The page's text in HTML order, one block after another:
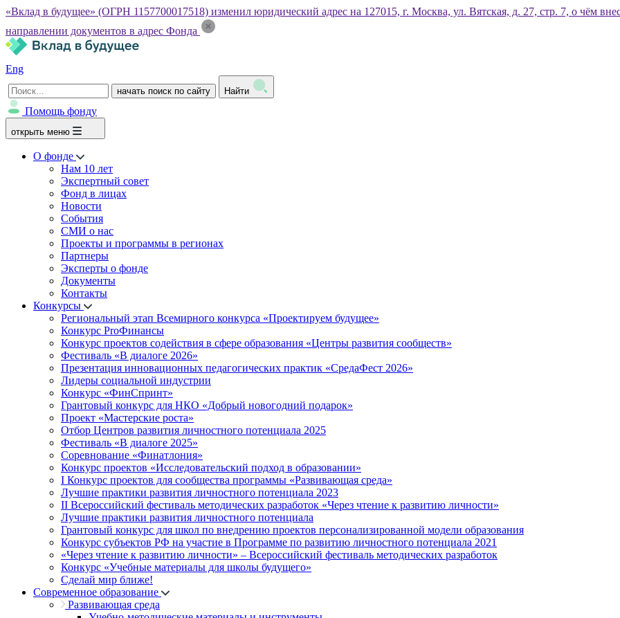
«Вклад в будущее» (ОГРН 1157700017518) изменил юридический адрес на 127015, г. Москва, ул. Вятская, д. 27, стр. 7, о чём
направлении документов в адрес Фонда
Eng
начать поиск по сайту Найти
Помощь фонду
открыть меню
О фонде
Нам 10 лет
Экспертный совет
Фонд в лицах
Новости
События
СМИ о нас
Проекты и программы в регионах
Партнеры
Эксперты о фонде
Документы
Контакты
Конкурсы
Региональный этап Всемирного конкурса «Проектируем будущее»
Конкурс ProФинансы
Конкурс проектов содействия в сфере образования «Центры развития сообществ»
Фестиваль «В диалоге 2026»
Презентация инновационных педагогических практик «СредаФест 2026»
Лидеры социальной индустрии
Конкурс «ФинСпринт»
Грантовый конкурс для НКО «Добрый новогодний подарок»
Проект «Мастерские роста»
Отбор Центров развития личностного потенциала 2025
Фестиваль «В диалоге 2025»
Соревнование «Финатлония»
Конкурс проектов «Исследовательский подход в образовании»
I Конкурс проектов для сообщества программы «Развивающая среда»
Лучшие практики развития личностного потенциала 2023
II Всероссийский фестиваль методических разработок «Через чтение к развитию личности»
Лучшие практики развития личностного потенциала
Грантовый конкурс для школ по внедрению проектов персонализированной модели образования
Конкурс субъектов РФ на участие в Программе по развитию личностного потенциала 2021
«Через чтение к развитию личности» – Всероссийский фестиваль методических разработок
Конкурс «Учебные материалы для школы будущего»
Сделай мир ближе!
Современное образование
Развивающая среда